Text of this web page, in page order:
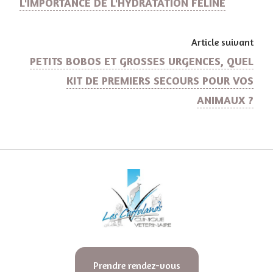
Article suivant
PETITS BOBOS ET GROSSES URGENCES, QUEL
KIT DE PREMIERS SECOURS POUR VOS
ANIMAUX ?
Prendre rendez-vous